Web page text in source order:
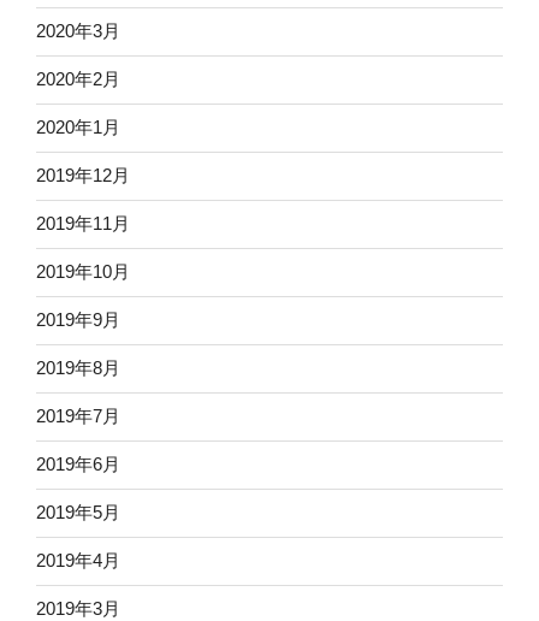
2020年3月
2020年2月
2020年1月
2019年12月
2019年11月
2019年10月
2019年9月
2019年8月
2019年7月
2019年6月
2019年5月
2019年4月
2019年3月